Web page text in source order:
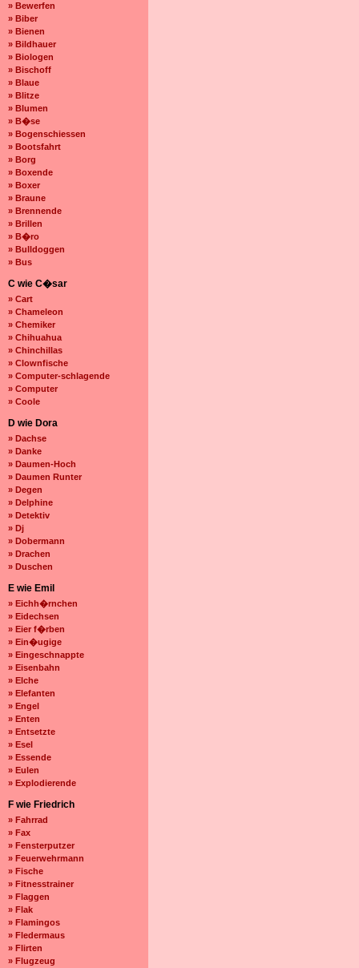
» Bewerfen
» Biber
» Bienen
» Bildhauer
» Biologen
» Bischoff
» Blaue
» Blitze
» Blumen
» B�se
» Bogenschiessen
» Bootsfahrt
» Borg
» Boxende
» Boxer
» Braune
» Brennende
» Brillen
» B�ro
» Bulldoggen
» Bus
C wie C�sar
» Cart
» Chameleon
» Chemiker
» Chihuahua
» Chinchillas
» Clownfische
» Computer-schlagende
» Computer
» Coole
D wie Dora
» Dachse
» Danke
» Daumen-Hoch
» Daumen Runter
» Degen
» Delphine
» Detektiv
» Dj
» Dobermann
» Drachen
» Duschen
E wie Emil
» Eichh�rnchen
» Eidechsen
» Eier f�rben
» Ein�ugige
» Eingeschnappte
» Eisenbahn
» Elche
» Elefanten
» Engel
» Enten
» Entsetzte
» Esel
» Essende
» Eulen
» Explodierende
F wie Friedrich
» Fahrrad
» Fax
» Fensterputzer
» Feuerwehrmann
» Fische
» Fitnesstrainer
» Flaggen
» Flak
» Flamingos
» Fledermaus
» Flirten
» Flugzeug